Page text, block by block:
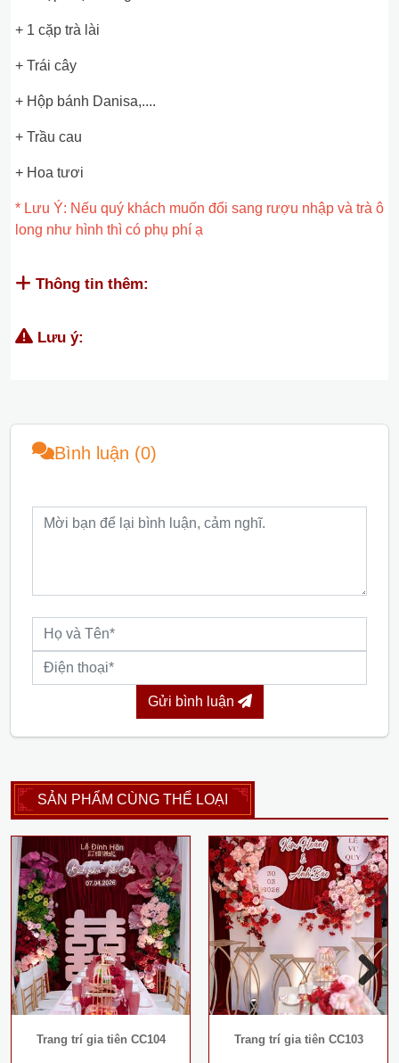
+ 1 cặp trà lài
+ Trái cây
+ Hộp bánh Danisa,....
+ Trầu cau
+ Hoa tươi
* Lưu Ý: Nếu quý khách muốn đổi sang rượu nhập và trà ô
long như hình thì có phụ phí ạ
Thông tin thêm:
Lưu ý:
Bình luận (0)
Gửi bình luận
SẢN PHẨM CÙNG THỂ LOẠI
Trang trí gia tiên CC104 Trang trí gia tiên CC103
Next